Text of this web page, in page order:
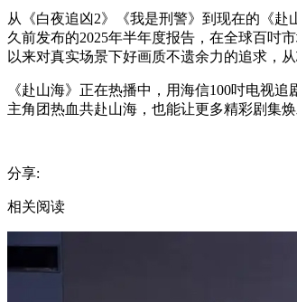
从《白夜追凶2》《我是刑警》到现在的《
久前发布的2025年半年度报告，在全球百吋
以来对真实场景下好画质不遗余力的追求，
《赴山海》正在热播中，用海信100吋电视
主角团热血共赴山海，也能让更多精彩剧集焕
分享:
相关阅读